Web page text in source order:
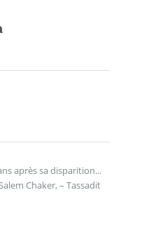
après sa disparition...
Chaker, – Tassadit